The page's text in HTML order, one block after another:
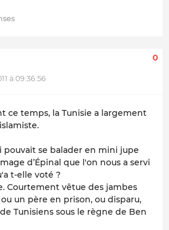
à 09:36:56
0
ce temps, la Tunisie a largement
pouvait se balader en mini jupe
d’Épinal que l'on nous a servi
t-elle voté ?
Courtement vêtue des jambes
un père en prison, ou disparu,
Tunisiens sous le règne de Ben